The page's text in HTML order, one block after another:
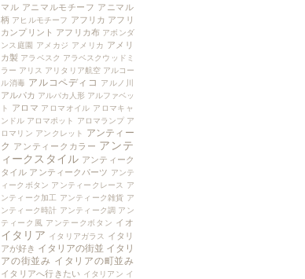
マル アニマルモチーフ アニマル
柄 アヒルモチーフ アフリカ アフリ
カンプリント アフリカ布 アボンダ
ンス庭園
アメカジ アメリカ アメリ
カ製 アラベスク アラベスクウッドミ
ラー アリス アリタリア航空 アルコー
ル消毒 アルコペディコ アルノ川
アルパカ アルパカ人形 アルファベッ
ト
アロマ アロマオイル アロマキャ
ンドル アロマポット アロマランプ ア
ロマリン アンクレット
アンティー
ク アンティークカラー アンテ
ィークスタイル アンティーク
タイル アンティークパーツ アンテ
ィークボタン アンティークレース
ア
ンティーク加工 アンティーク雑貨 ア
ンティーク時計 アンティーク調 アン
ティーク風
アンテークボタン イオ
イタリア イタリアガラス
イタリ
アが好き イタリアの街並 イタリ
アの街並み イタリアの町並み
イタリアへ行きたい イタリアン イ